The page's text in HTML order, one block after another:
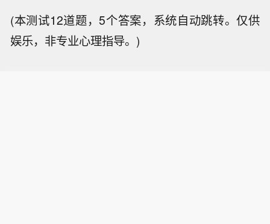
(本测试12道题，5个答案，系统自动跳转。仅供
娱乐，非专业心理指导。)